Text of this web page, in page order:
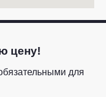
цену!
для